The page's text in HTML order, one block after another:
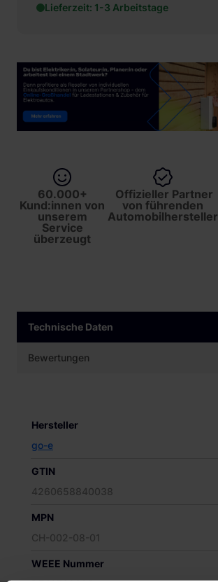
Lieferzeit: 1-3 Arbeitstage
60.000+
Kund:innen von
unserem
Service
überzeugt
Offizieller Partner
von führenden
Automobilhersteller
Technische Daten
Bewertungen
Hersteller
go-e
GTIN
4260658840038
MPN
CH-002-08-01
WEEE Nummer